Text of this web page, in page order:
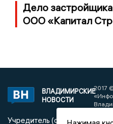
Дело
ООО «Капитал
ВЛАДИМИРСКИЕ
НОВОСТИ
2017
Учредитель